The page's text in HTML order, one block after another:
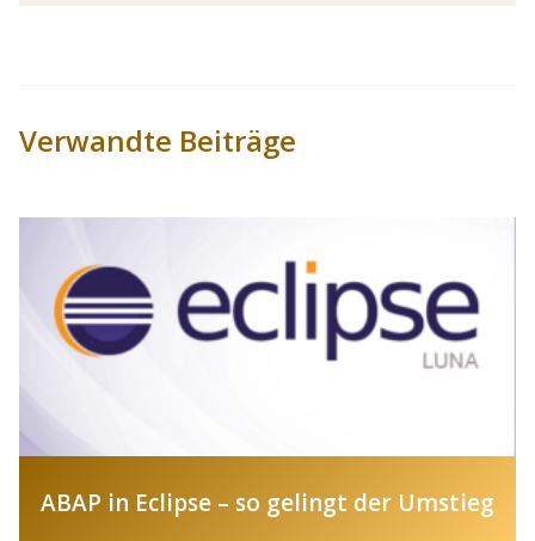
Verwandte Beiträge
ABAP in Eclipse – so gelingt der Umstieg